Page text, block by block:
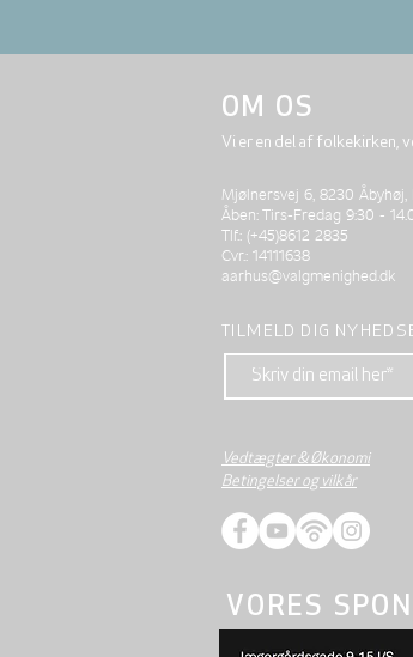
OM OS
Vi er en del af folkekirken,
Mjølnersvej 6, 8230 Åbyhøj,
Åben: Tirs-Fredag 9:30 -
Tlf.: (+45)8612 2835
Cvr.: 14111638
aarhus@valgmenighed.dk
TILMELD DIG
Vedtægter & Økonomi
Betingelser og vilkår
VORES